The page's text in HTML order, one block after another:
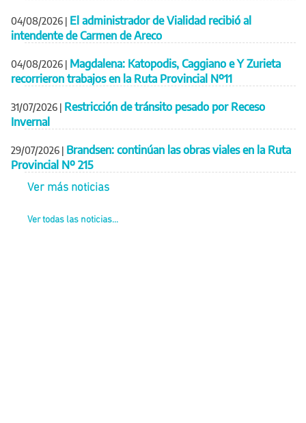
04/08/2026 | El administrador de Vialidad recibió al
intendente de Carmen de Areco
04/08/2026 | Magdalena: Katopodis, Caggiano e Y Zurieta
recorrieron trabajos en la Ruta Provincial Nº11
31/07/2026 | Restricción de tránsito pesado por Receso
Invernal
29/07/2026 | Brandsen: continúan las obras viales en la Ruta
Provincial Nº 215
Ver más noticias
Ver todas las noticias...